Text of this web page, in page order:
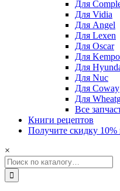
Для
Для Vidia
Для Angel
Для Lexen
Для Oscar
Для Kempo
Для
Для Nuc
Для Coway
Для
Все
Книги рецептов
Получите скидку 10%
×